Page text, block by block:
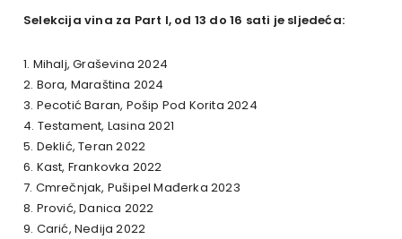
Selekcija vina za Part I, od 13 do 16 sati je sljedeća:
1. Mihalj, Graševina 2024
2. Bora, Maraština 2024
3. Pecotić Baran, Pošip Pod Korita 2024
4. Testament, Lasina 2021
5. Deklić, Teran 2022
6. Kast, Frankovka 2022
7. Cmrečnjak, Pušipel Mađerka 2023
8. Prović, Danica 2022
9. Carić, Nedija 2022